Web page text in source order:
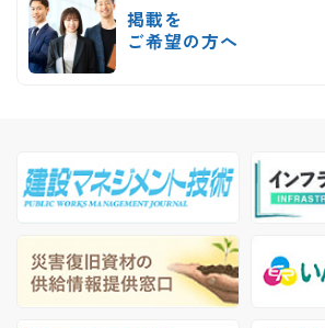
掲載を
ご希望の方へ